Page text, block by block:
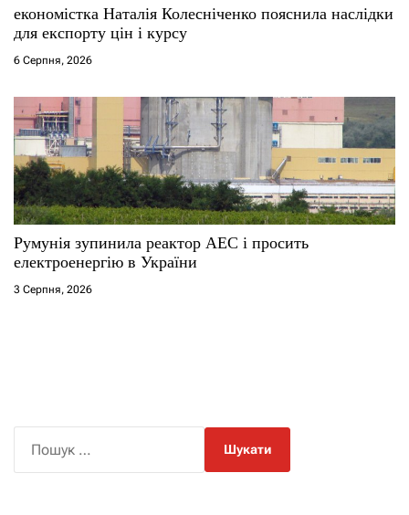
економістка Наталія Колесніченко пояснила наслідки
для експорту цін і курсу
6 Серпня, 2026
Румунія зупинила реактор АЕС і просить
електроенергію в України
3 Серпня, 2026